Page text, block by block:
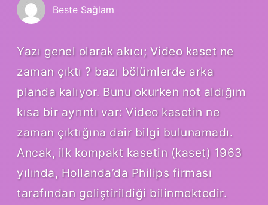
Beste Sağlam
Yazı genel olarak akıcı; Video kaset ne
zaman çıktı ? bazı bölümlerde arka
planda kalıyor. Bunu okurken not aldığım
kısa bir ayrıntı var: Video kasetin ne
zaman çıktığına dair bilgi bulunamadı.
Ancak, ilk kompakt kasetin (kaset) 1963
yılında, Hollanda’da Philips firması
tarafından geliştirildiği bilinmektedir.